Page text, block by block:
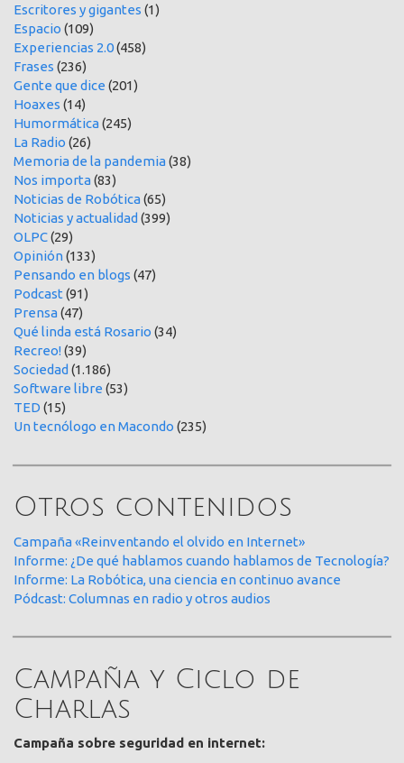
Escritores y gigantes (1)
Espacio (109)
Experiencias 2.0(458)
Frases (236)
Gente que dice (201)
Hoaxes (14)
Humormática(245)
La Radio (26)
Memoria de la pandemia(38)
Nos importa(83)
Noticias de Robótica(65)
Noticias y actualidad (399)
OLPC(29)
Opinión(133)
Pensando en blogs (47)
Podcast (91)
Prensa(47)
Qué linda está Rosario (34)
Recreo!(39)
Sociedad (1.186)
Software libre (53)
TED (15)
Un tecnólogo en Macondo (235)
Otros contenidos
Campaña «Reinventando el olvido en Internet»
Informe: ¿De qué hablamos cuando hablamos de Tecnología?
Informe: La Robótica, una ciencia en continuo avance
Pódcast: Columnas en radio y otros audios
Campaña y Ciclo de
Charlas
Campaña sobre seguridad en internet: